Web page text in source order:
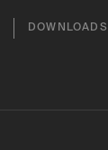
DOWNLOADS